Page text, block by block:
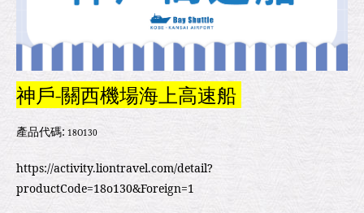
神戶-關西機場海上高速船
產品代碼: 18O130
https://activity.liontravel.com/detail?
productCode=18o130&Foreign=1